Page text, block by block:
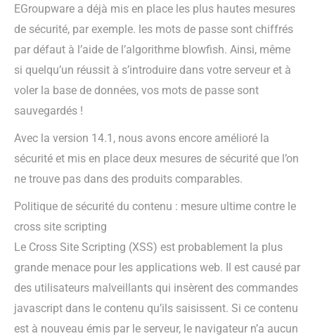
EGroupware a déjà mis en place les plus hautes mesures
de sécurité, par exemple. les mots de passe sont chiffrés
par défaut à l’aide de l’algorithme blowfish. Ainsi, même
si quelqu’un réussit à s’introduire dans votre serveur et à
voler la base de données, vos mots de passe sont
sauvegardés !
Avec la version 14.1, nous avons encore amélioré la
sécurité et mis en place deux mesures de sécurité que l’on
ne trouve pas dans des produits comparables.
Politique de sécurité du contenu : mesure ultime contre le
cross site scripting
Le Cross Site Scripting (XSS) est probablement la plus
grande menace pour les applications web. Il est causé par
des utilisateurs malveillants qui insèrent des commandes
javascript dans le contenu qu’ils saisissent. Si ce contenu
est à nouveau émis par le serveur, le navigateur n’a aucun